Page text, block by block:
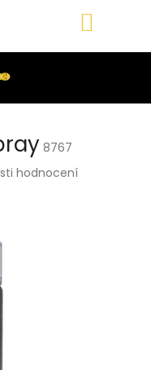
8767
hodnocení